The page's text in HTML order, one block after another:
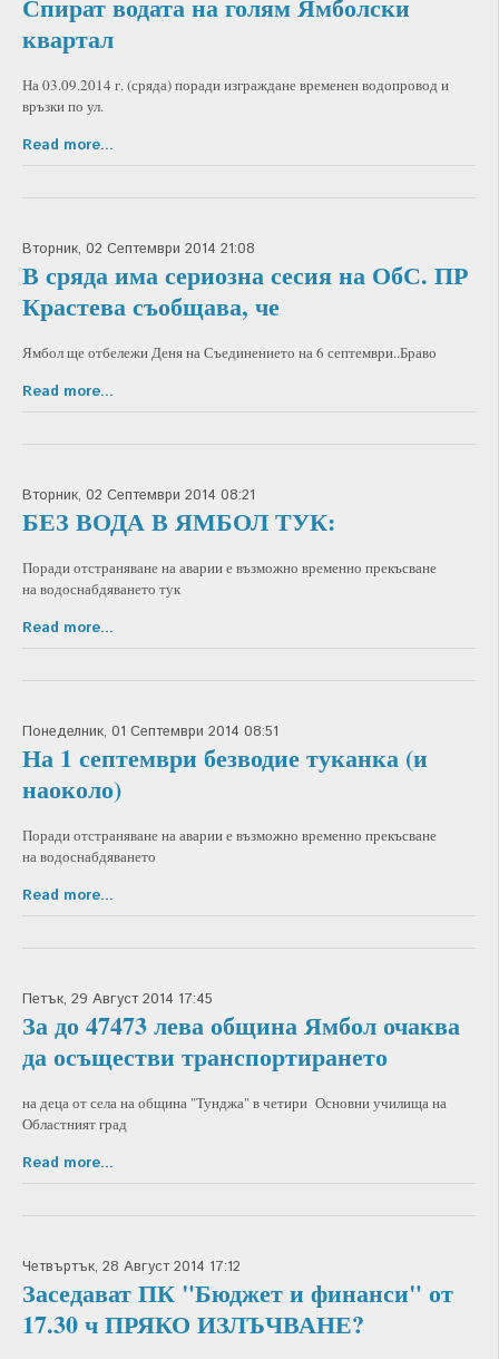
квартал
На 03.09.2014 г. (сряда) поради изграждане временен водопровод и
връзки по ул.
Read more...
Вторник, 02 Септември 2014 21:08
В сряда има сериозна сесия на ОбС. ПР
Крастева съобщава, че
Ямбол ще отбележи Деня на Съединението на 6 септември..Браво
Read more...
Вторник, 02 Септември 2014 08:21
БЕЗ ВОДА В ЯМБОЛ ТУК:
Поради отстраняване на аварии е възможно временно прекъсване
на водоснабдяването тук
Read more...
Понеделник, 01 Септември 2014 08:51
На 1 септември безводие туканка (и
наоколо)
Поради отстраняване на аварии е възможно временно прекъсване
на водоснабдяването
Read more...
Петък, 29 Август 2014 17:45
За до 47473 лева община Ямбол очаква
да осъществи транспортирането
на деца от села на община "Тунджа" в четири Основни училища на
Областният град
Read more...
Четвъртък, 28 Август 2014 17:12
Заседават ПК "Бюджет и финанси" от
17.30 ч ПРЯКО ИЗЛЪЧВАНЕ?